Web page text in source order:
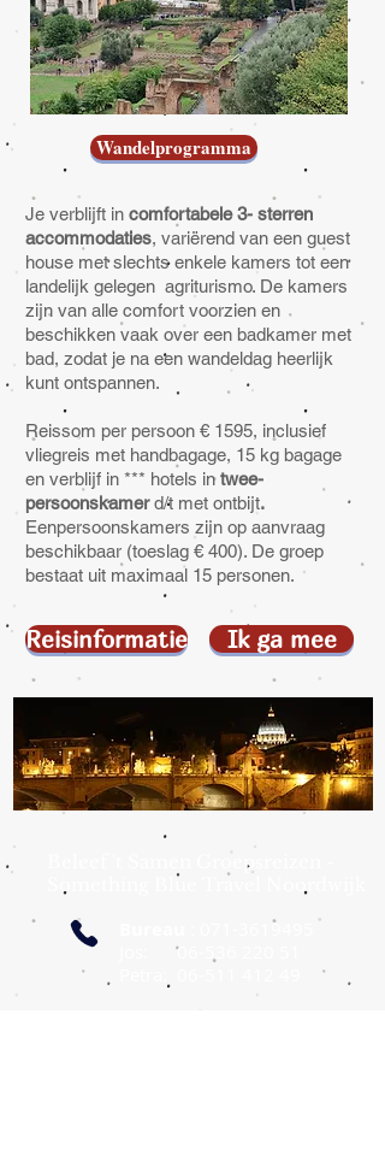
Wandelprogramma
Je verblijft in comfortabele 3- sterren
accommodaties, variërend van een guest
house met slechts enkele kamers tot een
landelijk gelegen agriturismo. De kamers
zijn van alle comfort voorzien en
beschikken vaak over een badkamer met
bad, zodat je na een wandeldag heerlijk
kunt ontspannen.
Reissom per persoon € 1595, inclusief
vliegreis met handbagage, 15 kg bagage
en verblijf in *** hotels intwee-
persoonskamerd/t met ontbijt.
Eenpersoonskamers zijn op aanvraag
beschikbaar (toeslag € 400). De groep
bestaat uit maximaal 15 personen.
Reisinformatie Ik ga mee
Beleef 't Samen Groepsreizen -
Something Blue Travel Noordwijk
Bureau
071-3619495
os:06-536 220 51
Petra: 06-511 412 49